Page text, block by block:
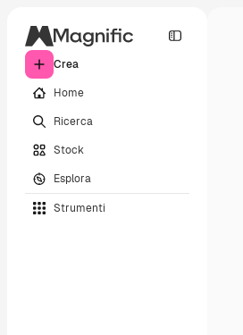
Crea
Home
Ricerca
Stock
Esplora
Strumenti